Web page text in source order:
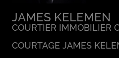
JAMES KELEMEN
COURTIER IMMOBILIER
COURTAGE JAMES